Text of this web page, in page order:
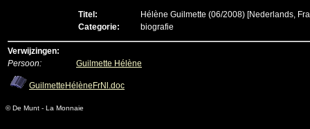
Titel: Hélène Guilmette (06/2008) [Nederlands,
Categorie:
biografie
Verwijzingen:
Persoon:
Guilmette Hélène
GuilmetteHélèneFrNl.doc
© De Munt - La Monnaie